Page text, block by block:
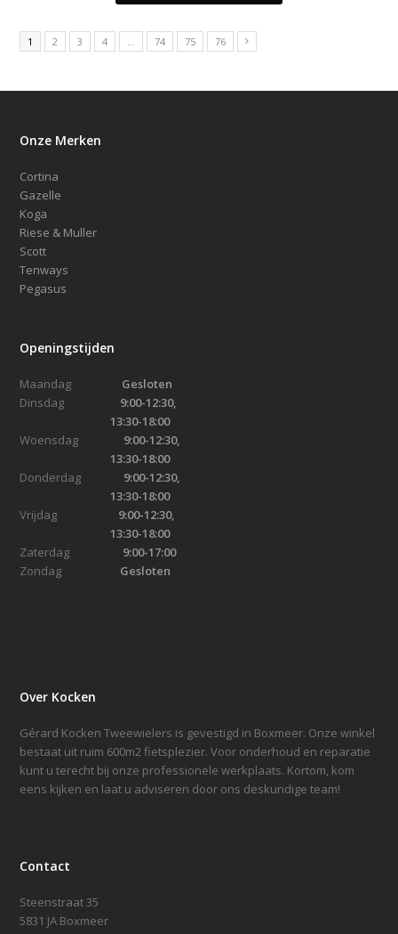
1 2 3 4 … 74 75 76
Onze Merken
Cortina
Gazelle
Koga
Riese & Muller
Scott
Tenways
Pegasus
Openingstijden
Maandag Gesloten
Dinsdag 9:00-12:30,
13:30-18:00
Woensdag
9:00-12:30,
13:30-18:00
Donderdag 9:00-12:30,
13:30-18:00
Vrijdag 9:00-12:30,
13:30-18:00
Zaterdag 9:00-17:00
Zondag Gesloten
Over Kocken
Gérard Kocken Tweewielers is gevestigd in Boxmeer. Onze winkel
bestaat uit ruim 600m2 fietsplezier. Voor onderhoud en reparatie
kunt u terecht bij onze professionele werkplaats. Kortom, kom
eens kijken en laat u adviseren door ons deskundige team!
Contact
Steenstraat 35
5831 JA Boxmeer